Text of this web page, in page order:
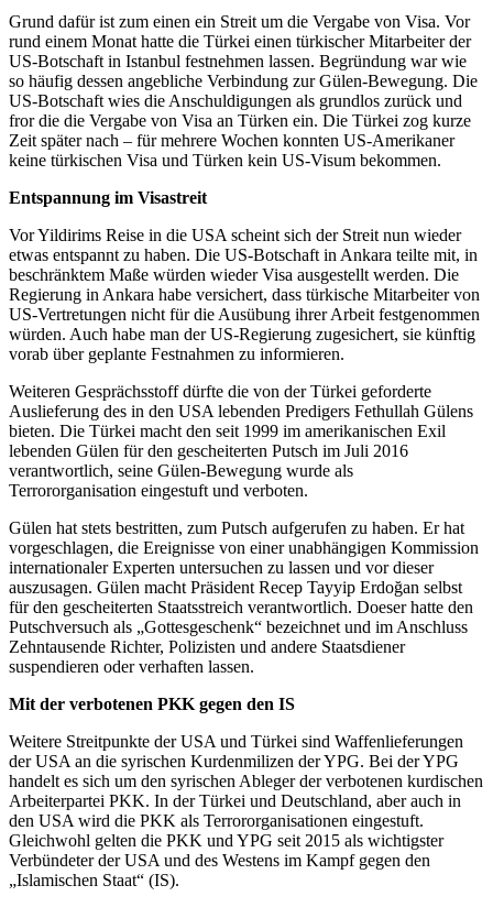
Grund dafür ist zum einen ein Streit um die Vergabe von Visa. Vor
rund einem Monat hatte die Türkei einen türkischer Mitarbeiter der
US-Botschaft in Istanbul festnehmen lassen. Begründung war wie
so häufig dessen angebliche Verbindung zur Gülen-Bewegung. Die
US-Botschaft wies die Anschuldigungen als grundlos zurück und
fror die die Vergabe von Visa an Türken ein. Die Türkei zog kurze
Zeit später nach – für mehrere Wochen konnten US-Amerikaner
keine türkischen Visa und Türken kein US-Visum bekommen.
Entspannung im Visastreit
Vor Yildirims Reise in die USA scheint sich der Streit nun wieder
etwas entspannt zu haben. Die US-Botschaft in Ankara teilte mit, in
beschränktem Maße würden wieder Visa ausgestellt werden. Die
Regierung in Ankara habe versichert, dass türkische Mitarbeiter von
US-Vertretungen nicht für die Ausübung ihrer Arbeit festgenommen
würden. Auch habe man der US-Regierung zugesichert, sie künftig
vorab über geplante Festnahmen zu informieren.
Weiteren Gesprächsstoff dürfte die von der Türkei geforderte
Auslieferung des in den USA lebenden Predigers Fethullah Gülens
bieten. Die Türkei macht den seit 1999 im amerikanischen Exil
lebenden Gülen für den gescheiterten Putsch im Juli 2016
verantwortlich, seine Gülen-Bewegung wurde als
Terrororganisation eingestuft und verboten.
Gülen hat stets bestritten, zum Putsch aufgerufen zu haben. Er hat
vorgeschlagen, die Ereignisse von einer unabhängigen Kommission
internationaler Experten untersuchen zu lassen und vor dieser
auszusagen. Gülen macht Präsident Recep Tayyip Erdoğan selbst
für den gescheiterten Staatsstreich verantwortlich. Doeser hatte den
Putschversuch als „Gottesgeschenk“ bezeichnet und im Anschluss
Zehntausende Richter, Polizisten und andere Staatsdiener
suspendieren oder verhaften lassen.
Mit der verbotenen PKK gegen den IS
Weitere Streitpunkte der USA und Türkei sind Waffenlieferungen
der USA an die syrischen Kurdenmilizen der YPG. Bei der YPG
handelt es sich um den syrischen Ableger der verbotenen kurdischen
Arbeiterpartei PKK. In der Türkei und Deutschland, aber auch in
den USA wird die PKK als Terrororganisationen eingestuft.
Gleichwohl gelten die PKK und YPG seit 2015 als wichtigster
Verbündeter der USA und des Westens im Kampf gegen den
„Islamischen Staat“ (IS).